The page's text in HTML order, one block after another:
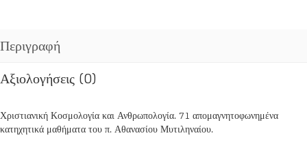
Περιγραφή
Αξιολογήσεις (0)
Χριστιανική Κοσμολογία και Ανθρωπολογία. 71 απομαγνητοφωνημένα
κατηχητικά μαθήματα του π. Αθανασίου Μυτιληναίου.